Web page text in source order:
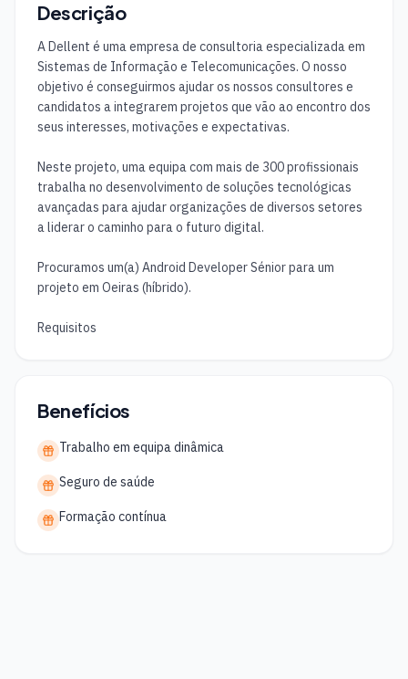
Descrição
A Dellent é uma empresa de consultoria especializada em
Sistemas de Informação e Telecomunicações. O nosso
objetivo é conseguirmos ajudar os nossos consultores e
candidatos a integrarem projetos que vão ao encontro dos
seus interesses, motivações e expectativas.
Neste projeto, uma equipa com mais de 300 profissionais
trabalha no desenvolvimento de soluções tecnológicas
avançadas para ajudar organizações de diversos setores
a liderar o caminho para o futuro digital.
Procuramos um(a) Android Developer Sénior para um
projeto em Oeiras (híbrido).
Requisitos
Benefícios
Trabalho em equipa dinâmica
Seguro de saúde
Formação contínua